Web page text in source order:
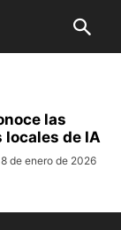
las
locales de IA
de enero de 2026